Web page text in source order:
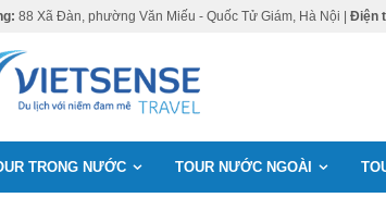
88 Xã Đàn, phường Văn Miếu - Quốc Tử Giám, Hà Nội | Điện
TRONG NƯỚC TOUR NƯỚC NGOÀI